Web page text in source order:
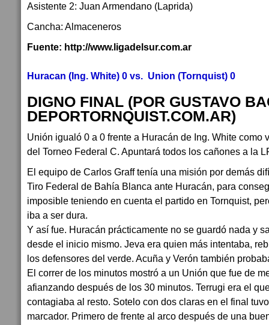
Asistente 2: Juan Armendano (Laprida)
Cancha: Almaceneros
Fuente: http://www.ligadelsur.com.ar
Huracan (Ing. White) 0 vs. Union (Tornquist) 0
DIGNO FINAL (POR GUSTAVO
DEPORTORNQUIST.COM.AR)
Unión igualó 0 a 0 frente a Huracán de Ing. White como
del Torneo Federal C. Apuntará todos los cañones a la
El equipo de Carlos Graff tenía una misión por demás
Tiro Federal de Bahía Blanca ante Huracán, para
imposible teniendo en cuenta el partido en Tornquist,
iba a ser dura.
Y así fue. Huracán prácticamente no se guardó nada y
desde el inicio mismo. Jeva era quien más intentaba,
los defensores del verde. Acuña y Verón también
El correr de los minutos mostró a un Unión que fue de
afianzando después de los 30 minutos. Terrugi era el
contagiaba al resto. Sotelo con dos claras en el final
marcador. Primero de frente al arco después de una